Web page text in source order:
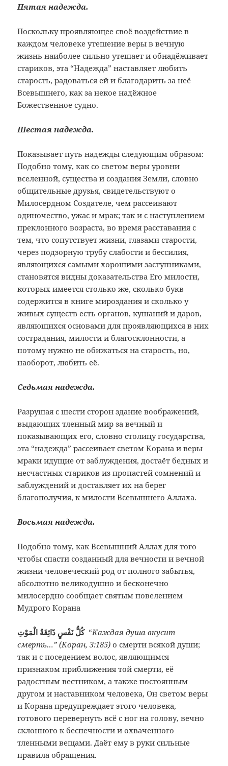
Пятая надежда.
Поскольку проявляющее своё воздействие в
каждом человеке утешение веры в вечную
жизнь наиболее сильно утешает и обнадёживает
стариков, эта “Надежда” наставляет любить
старость, радоваться ей и благодарить за неё
Всевышнего, как за некое надёжное
Божественное судно.
Шестая надежда.
Показывает путь надежды следующим образом:
Подобно тому, как со светом веры уровни
вселенной, существа и создания Земли, словно
общительные друзья, свидетельствуют о
Милосердном Создателе, чем рассеивают
одиночество, ужас и мрак; так и с наступлением
преклонного возраста, во время расставания с
тем, что сопутствует жизни, глазами старости,
через подзорную трубу слабости и бессилия,
являющихся самыми хорошими заступниками,
становятся видны доказательства Его милости,
которых имеется столько же, сколько букв
содержится в книге мироздания и сколько у
живых существ есть органов, кушаний и даров,
являющихся основами для проявляющихся в них
сострадания, милости и благосклонности, а
потому нужно не обижаться на старость, но,
наоборот, любить её.
Седьмая надежда.
Разрушая с шести сторон здание воображений,
выдающих тленный мир за вечный и
показывающих его, словно столицу государства,
эта “надежда” рассеивает светом Корана и веры
мраки идущие от заблуждения, достаёт бедных и
несчастных стариков из пропастей сомнений и
заблуждений и доставляет их на берег
благополучия, к милости Всевышнего Аллаха.
Восьмая надежда.
Подобно тому, как Всевышний Аллах для того
чтобы спасти созданный для вечности и вечной
жизни человеческий род от полного забытья,
абсолютно великодушно и бесконечно
милосердно сообщает святым повелением
Мудрого Корана
كُلُّ نَفْسٍ ذَٓائِقَةُ الْمَوْتِ“Каждая душа вкусит
смерть…” (Коран, 3:185) о смерти всякой души;
так и с поседением волос, являющимся
признаком приближения той смерти, её
радостным вестником, а также постоянным
другом и наставником человека, Он светом веры
и Корана предупреждает этого человека,
готового перевернуть всё с ног на голову, вечно
склонного к беспечности и охваченного
тленными вещами. Даёт ему в руки сильные
правила обращения.